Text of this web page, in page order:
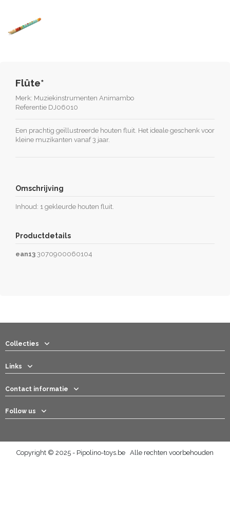
Flûte*
Merk: Muziekinstrumenten Animambo
Referentie DJ06010
Een prachtig geïllustreerde houten fluit. Het ideale geschenk voor
kleine muzikanten vanaf 3 jaar.
Omschrijving
Inhoud: 1 gekleurde houten fluit.
Productdetails
ean13 3070900060104
Collecties
Links
Contact informatie
Follow us
Copyright © 2025 - Pipolino-toys.be Alle rechten voorbehouden